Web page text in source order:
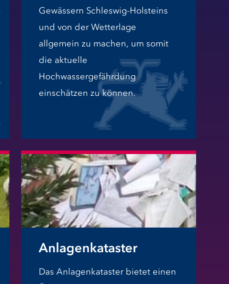
Gewässern Schleswig-Holsteins
und von der Wetterlage
allgemein zu machen, um somit
die aktuelle
Hochwassergefährdung
einschätzen zu können.
Anlagenkataster
Das Anlagenkataster bietet einen